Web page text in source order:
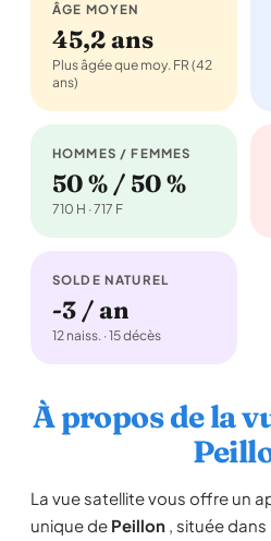
ÂGE MOYEN
45,2 ans
Plus âgée que moy. FR (42
ans)
HOMMES / FEMMES
50 % / 50 %
710 H · 717 F
SOLDE NATUREL
-3 / an
12 naiss. · 15 décès
À propos de la
La vue satellite vous offre un
unique de Peillon , située